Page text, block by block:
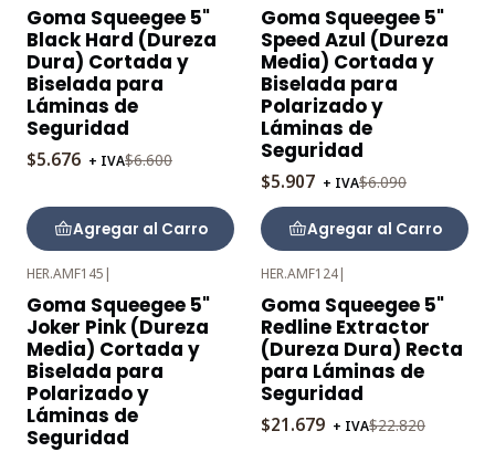
-14%
OFF
Goma Squeegee 5"
Black Hard (Dureza
Dura) Cortada y
Biselada para
Láminas de
Seguridad
$5.676 + IVA$6.600
Agregar al Carro
-3%
OFF
Goma Squeegee 5"
Speed Azul (Dureza
Media) Cortada y
Biselada para
Polarizado y
Láminas de
Seguridad
$5.907 + IVA$6.090
Agregar al Carro
OFF
HER.AMF145 |
Goma Squeegee 5"
Joker Pink (Dureza
Media) Cortada y
Biselada para
Polarizado y
Láminas de
Seguridad
OFF
HER.AMF124|
Goma Squeegee 5"
Redline Extractor
(Dureza Dura) Recta
para Láminas de
Seguridad
$21.679 + IVA$22.820